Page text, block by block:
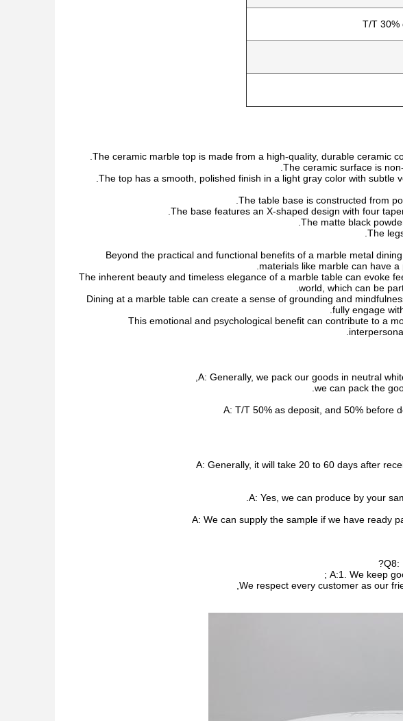
T/T 30%
The ceramic marble top is made from a high-quality, durable ceramic
The ceramic surface is
The top has a smooth, polished finish in a light gray color with subtle
The table base is constructed from
The base features an X-shaped design with four
The matte black
The
Beyond the practical and functional benefits of a marble metal
materials like marble can have
The inherent beauty and timeless elegance of a marble table can evoke
world, which can be
Dining at a marble table can create a sense of grounding and
fully engage
This emotional and psychological benefit can contribute to a
A: Generally, we pack our goods in neutral
we can pack the
A: T/T 50% as deposit, and 50% before
A: Generally, it will take 20 to 60 days after
A: Yes, we can produce by your
A: We can supply the sample if we have ready
Q8:
A:1. We keep